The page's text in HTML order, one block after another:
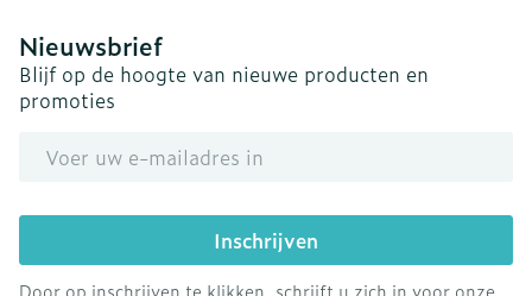
Nieuwsbrief
Blijf op de hoogte van nieuwe producten en
promoties
Inschrijven
Door op inschrijven te klikken, schrijft u zich in voor onze